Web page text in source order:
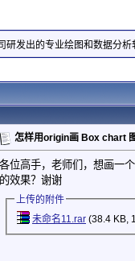
研发出的专业绘图和数据分析
怎样用origin画 Box chart
各位高手，老师们，想画一
的效果？谢谢
上传的附件
未命名11.rar(38.4 KB,